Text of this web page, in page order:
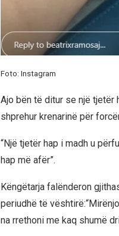
Foto: Instagram
Ajo bën të ditur se një
shprehur krenarinë për
“Një tjetër hap i madh u
hap më afër”.
Këngëtarja falënderon
periudhë të
na rrethoni me kaq shumë